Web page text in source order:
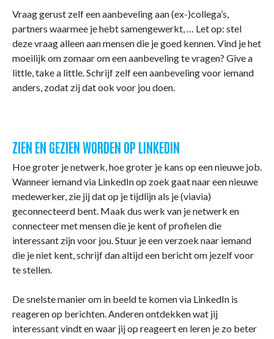
Vraag gerust zelf een aanbeveling aan (ex-)collega’s,
partners waarmee je hebt samengewerkt, … Let op: stel
deze vraag alleen aan mensen die je goed kennen. Vind je het
moeilijk om zomaar om een aanbeveling te vragen? Give a
little, take a little. Schrijf zelf een aanbeveling voor iemand
anders, zodat zij dat ook voor jou doen.
ZIEN EN GEZIEN WORDEN OP LINKEDIN
Hoe groter je netwerk, hoe groter je kans op een nieuwe job.
Wanneer iemand via LinkedIn op zoek gaat naar een nieuwe
medewerker, zie jij dat op je tijdlijn als je (viavia)
geconnecteerd bent. Maak dus werk van je netwerk en
connecteer met mensen die je kent of profielen die
interessant zijn voor jou. Stuur je een verzoek naar iemand
die je niet kent, schrijf dan altijd een bericht om jezelf voor
te stellen.
De snelste manier om in beeld te komen via LinkedIn is
reageren op berichten. Anderen ontdekken wat jij
interessant vindt en waar jij op reageert en leren je zo beter